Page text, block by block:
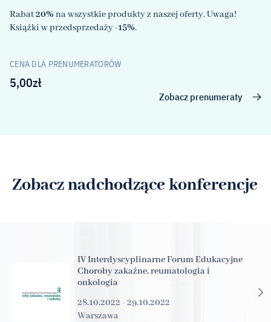
Rabat20% na wszystkie produkty z naszej oferty. Uwaga!
Książki w przedsprzedaży-15%.
CENA DLA PRENUMERATORÓW
5,00zł
Zobacz prenumeraty
Zobacz nadchodzące konferencje
IV Interdyscyplinarne Forum Edukacyjne
Choroby zakaźne, reumatologia i
onkologia
28.10.2022 - 29.10.2022
Warszawa